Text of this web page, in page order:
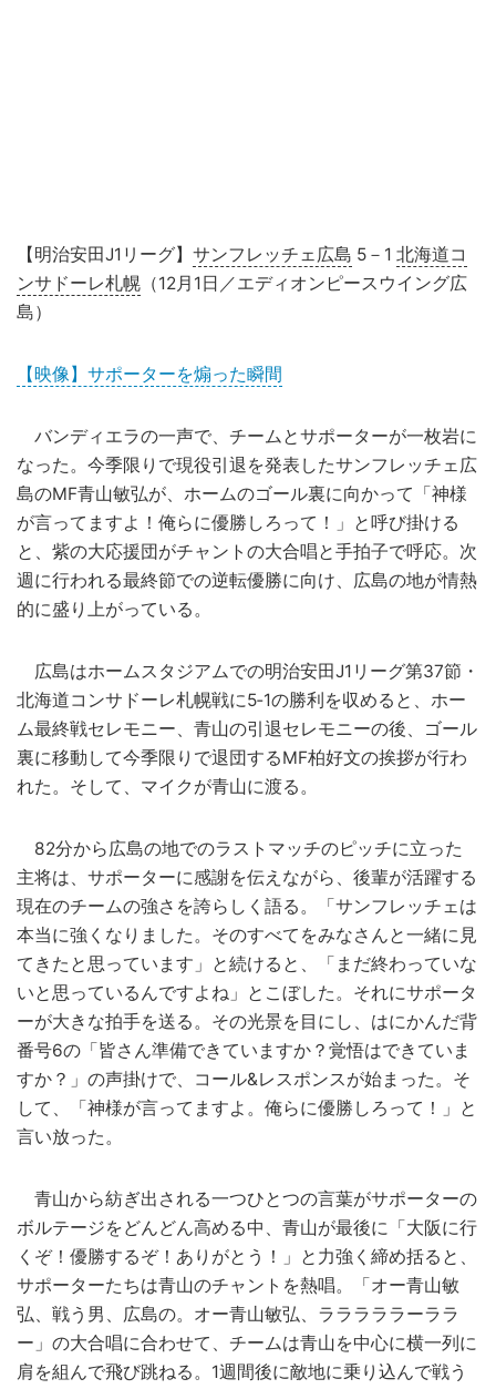
【明治安田J1リーグ】 サンフレッチェ広島 5－1 北海道コ
ンサドーレ札幌 （12月1日／エディオンピースウイング広
島）
【映像】サポーターを煽った瞬間
バンディエラの一声で、チームとサポーターが一枚岩に
なった。今季限りで現役引退を発表したサンフレッチェ広
島のMF青山敏弘が、ホームのゴール裏に向かって「神様
が言ってますよ！俺らに優勝しろって！」と呼び掛ける
と、紫の大応援団がチャントの大合唱と手拍子で呼応。次
週に行われる最終節での逆転優勝に向け、広島の地が情熱
的に盛り上がっている。
広島はホームスタジアムでの明治安田J1リーグ第37節・
北海道コンサドーレ札幌戦に5‐1の勝利を収めると、ホー
ム最終戦セレモニー、青山の引退セレモニーの後、ゴール
裏に移動して今季限りで退団するMF柏好文の挨拶が行わ
れた。そして、マイクが青山に渡る。
82分から広島の地でのラストマッチのピッチに立った
主将は、サポーターに感謝を伝えながら、後輩が活躍する
現在のチームの強さを誇らしく語る。「サンフレッチェは
本当に強くなりました。そのすべてをみなさんと一緒に見
てきたと思っています」と続けると、「まだ終わっていな
いと思っているんですよね」とこぼした。それにサポータ
ーが大きな拍手を送る。その光景を目にし、はにかんだ背
番号6の「皆さん準備できていますか？覚悟はできていま
すか？」の声掛けで、コール&レスポンスが始まった。そ
して、「神様が言ってますよ。俺らに優勝しろって！」と
言い放った。
青山から紡ぎ出される一つひとつの言葉がサポーターの
ボルテージをどんどん高める中、青山が最後に「大阪に行
くぞ！優勝するぞ！ありがとう！」と力強く締め括ると、
サポーターたちは青山のチャントを熱唱。「オー青山敏
弘、戦う男、広島の。オー青山敏弘、ラララララーララ
ー」の大合唱に合わせて、チームは青山を中心に横一列に
肩を組んで飛び跳ねる。1週間後に敵地に乗り込んで戦う